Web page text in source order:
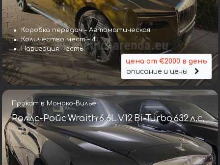
Коробка передач – Автоматическая
Количество мест – 4
Навигация – есть
цена от €2000 в день
описание и цены
Прокат в Монако-Вилье
Роллс-Ройс Wraith 6.6L V12 Bi-Turbo 632 л.с.